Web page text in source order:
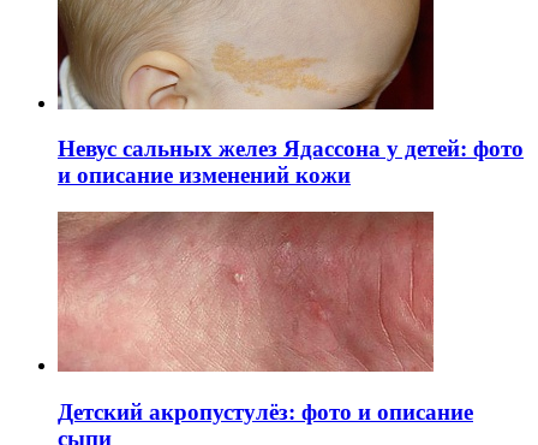
Невус сальных желез Ядассона у детей: фото
и описание изменений кожи
Детский акропустулёз: фото и описание
сыпи